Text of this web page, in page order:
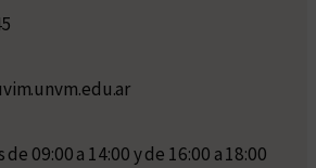
de 09:00 a 14:00 y de 16:00 a 18:00